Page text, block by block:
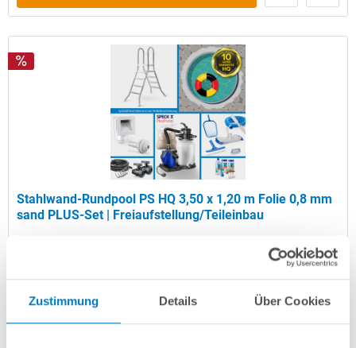
Zustimmung Details Über Cookies
Stahlwand-Rundpool PS HQ 3,50 x 1,20 m Folie 0,8 mm
sand PLUS-Set | Freiaufstellung/Teileinbau
UVP:2.099,00 € *